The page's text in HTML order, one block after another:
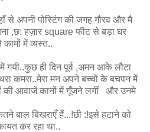
से अपनी पोस्टिंग की जगह गौरव और मै
,छ: हज़ार square फीट से बड़ा घर
कामों में व्यस्त..
ही दिन पूर्व ,अमन आके लौटा
कमरा..मेरा मन अपने बच्चों के बचपन में
की आवाजें कानों में गूँजने लगीं और उनमे
बाल बिखराएँ हैं...!छी :!इसे हटाने को
कर रहा था..